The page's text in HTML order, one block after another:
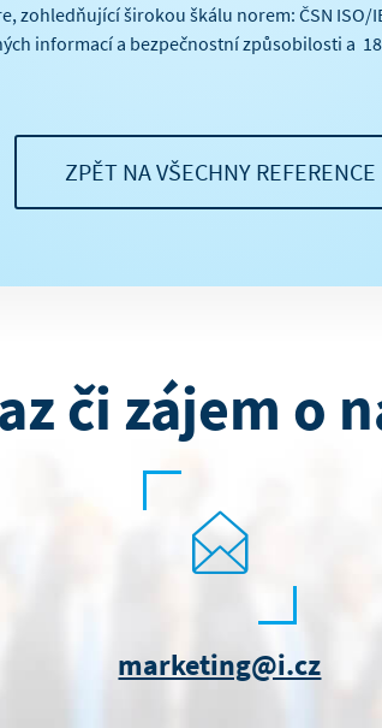
zohledňující širokou škálu norem: ČSN ISO/
informací a bezpečnostní způsobilosti a
ZPĚT NA VŠECHNY REFERENCE
či zájem o
marketing@i.cz